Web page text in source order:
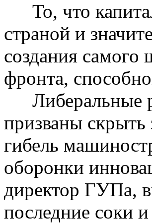
То, что
страной и
создания самого
фронта,
Либеральные
призваны скрыть
гибель
оборонки
директор ГУПа,
последние соки